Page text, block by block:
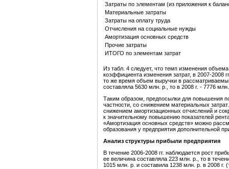
Затраты по элементам (из приложения к
Материальные затраты
Затраты на оплату труда
Отчисления на социальные нужды
Амортизация основных средств
Прочие затраты
ИТОГО по элементам затрат
Из табл. 4 следует, что темп изменения
коэффициента изменения затрат, в 2007-2008
то же время объем выручки в
составляла 5630 млн. р., то в 2008 г. - 7776
Таким образом, предпосылки для повышения
частности, со снижением материальных
снижением амортизационных отчислений и
к значительному повышению показателей
«Амортизация основных средств» можно
образования у предприятия дополнительной
Анализ структуры прибыли предприятия
В течение 2006-2008 гг. наблюдается рост
ее величина составляла 223 млн. р., то в
1015 млн. р. и составила 1238 млн. р. в 2008 г.